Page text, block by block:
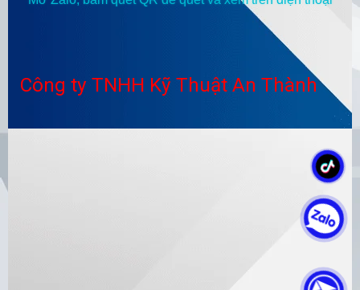
Công ty TNHH Kỹ Thuật An Thành